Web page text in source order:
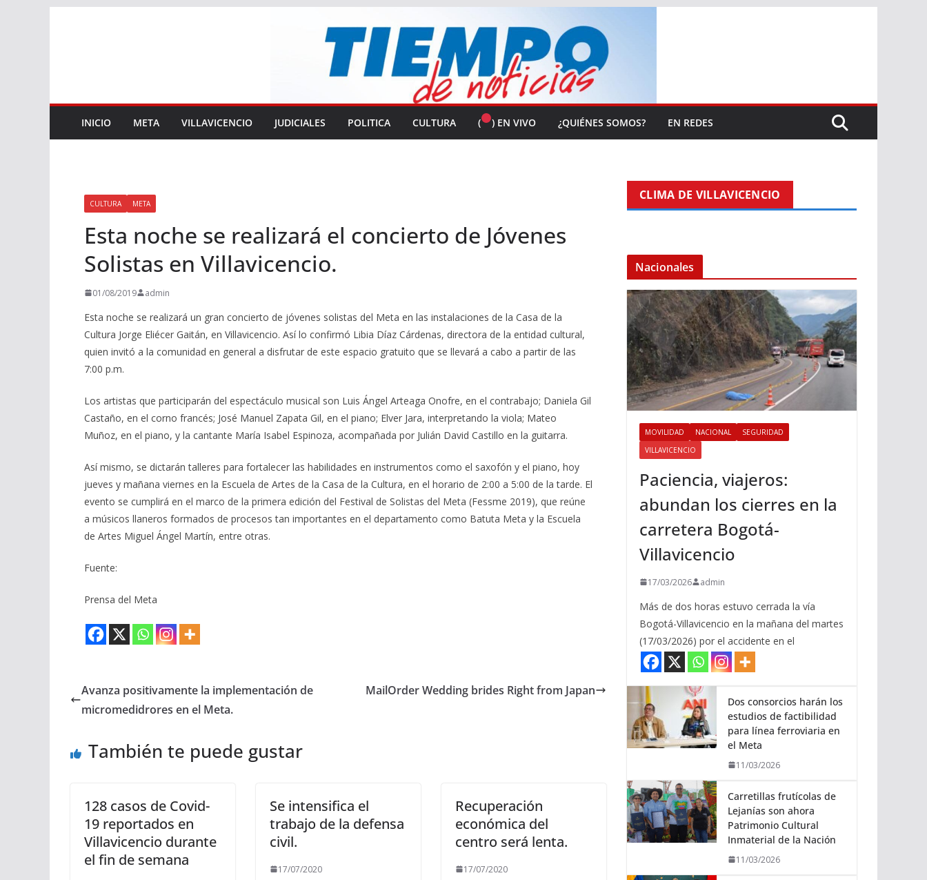
INICIO META VILLAVICENCIO JUDICIALES POLITICA CULTURA ( ) EN VIVO ¿QUIÉNES SOMOS? EN REDES
CULTURA META
Esta noche se realizará el concierto de Jóvenes
Solistas en Villavicencio.
01/08/2019 admin
Esta noche se realizará un gran concierto de jóvenes solistas del Meta en las instalaciones de la Casa de la
Cultura Jorge Eliécer Gaitán, en Villavicencio. Así lo confirmó Libia Díaz Cárdenas, directora de la entidad cultural,
quien invitó a la comunidad en general a disfrutar de este espacio gratuito que se llevará a cabo a partir de las
7:00 p.m.
Los artistas que participarán del espectáculo musical son Luis Ángel Arteaga Onofre, en el contrabajo; Daniela Gil
Castaño, en el corno francés; José Manuel Zapata Gil, en el piano; Elver Jara, interpretando la viola; Mateo
Muñoz, en el piano, y la cantante María Isabel Espinoza, acompañada por Julián David Castillo en la guitarra.
Así mismo, se dictarán talleres para fortalecer las habilidades en instrumentos como el saxofón y el piano, hoy
jueves y mañana viernes en la Escuela de Artes de la Casa de la Cultura, en el horario de 2:00 a 5:00 de la tarde. El
evento se cumplirá en el marco de la primera edición del Festival de Solistas del Meta (Fessme 2019), que reúne
a músicos llaneros formados de procesos tan importantes en el departamento como Batuta Meta y la Escuela
de Artes Miguel Ángel Martín, entre otras.
Fuente:
Prensa del Meta
Avanza positivamente la implementación de
micromedidrores en el Meta.
MailOrder Wedding brides Right from Japan
También te puede gustar
128 casos de Covid-
19 reportados en
Villavicencio durante
el fin de semana
Se intensifica el
trabajo de la defensa
civil.
17/07/2020
Recuperación
económica del
centro será lenta.
17/07/2020
CLIMA DE VILLAVICENCIO
Nacionales
MOVILIDAD NACIONAL
SEGURIDAD
VILLAVICENCIO
Paciencia, viajeros:
abundan los cierres en la
carretera Bogotá-
Villavicencio
17/03/2026 admin
Más de dos horas estuvo cerrada la vía
Bogotá-Villavicencio en la mañana del martes
(17/03/2026) por el accidente en el
Dos consorcios harán los
estudios de factibilidad
para línea ferroviaria en
el Meta
11/03/2026
Carretillas frutícolas de
Lejanías son ahora
Patrimonio Cultural
Inmaterial de la Nación
11/03/2026